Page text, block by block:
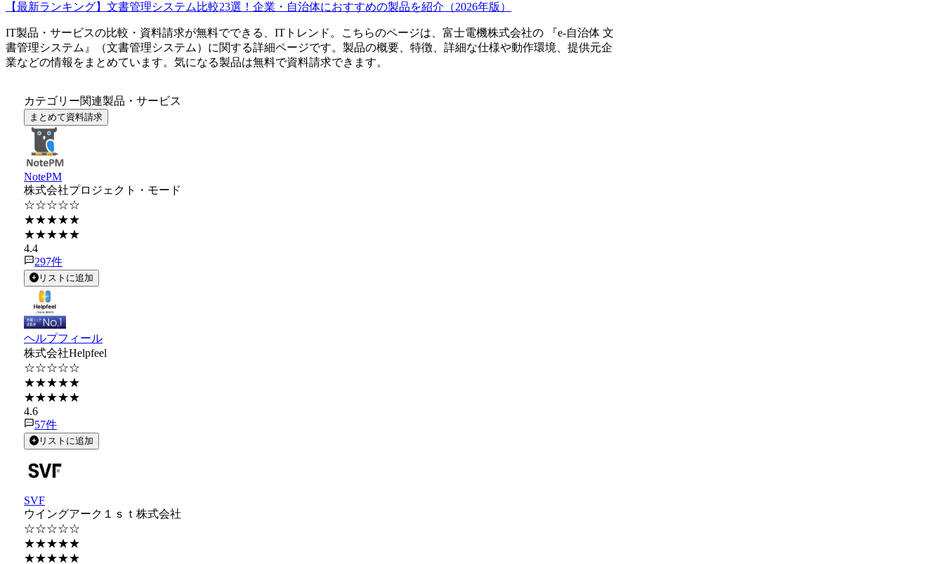
【最新ランキング】文書管理システム比較23選！企業・自治体におすすめの製品を紹介（2026年版）
IT製品・サービスの比較・資料請求が無料でできる、ITトレンド。こちらのページは、 富士電機株式会社の 『e-自治体 文
書管理システム 』（文書管理システム ）に関する詳細ページです。製品の概要、特徴、詳細な仕様や動作環境、提供元企
業などの情報をまとめています。気になる製品は無料で資料請求できます。
カテゴリー関連製品・サービス
まとめて資料請求
NotePM
株式会社プロジェクト・モード
☆☆☆☆☆
★★★★★
★★★★★
4.4
297件
リストに追加
ヘルプフィール
株式会社Helpfeel
☆☆☆☆☆
★★★★★
★★★★★
4.6
57件
リストに追加
SVF
ウイングアーク１ｓｔ株式会社
☆☆☆☆☆
★★★★★
★★★★★